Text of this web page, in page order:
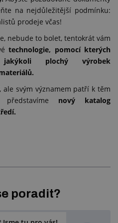
na nejdůležitější podmínku:
prodeje včas!
nebude to bolet, tentokrát vám
technologie, pomocí kterých
plochý výrobek
svým významem patří k těm
představíme nový katalog
poradit?